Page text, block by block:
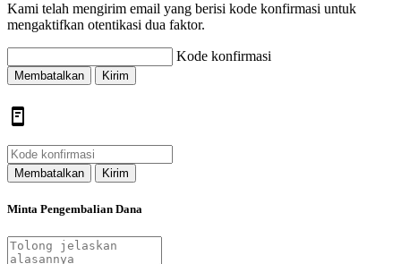
Kami telah mengirim email yang berisi kode konfirmasi untuk
mengaktifkan otentikasi dua faktor.
Kode konfirmasi
Membatalkan Kirim
Membatalkan Kirim
Minta Pengembalian Dana